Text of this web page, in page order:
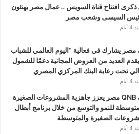
افتتاح قناة السويس .. عمال مصر يهنئون
السيسى وشعب مصر
أيام
مصر يشارك في فعالية “اليوم العالمي للشباب
العديد من العروض المجانية دعمًا للشمول
تحت رعاية البنك المركزي المصري
أيام
بنك QNB مصر يعزز جاهزية المشروعات الصغيرة
للنمو والتوسع من خلال برنامج أبطال
الصغيرة والمتوسطة
أيام